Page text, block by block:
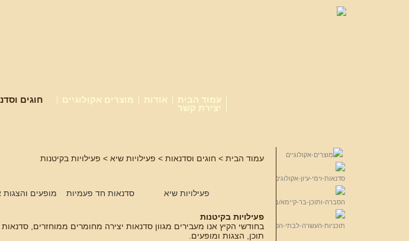
עמוד הבית אודות מוצרים אקולוגיים חוגים
יצירת קשר
עמוד הבית > חוגים וסדנאות > פעילויות שיא > פעילויות בקיטנות
פעילויות שיא סדנאות חד פעמיות מופעים והצגות
פעילויות בקיטנות
בחודשי הקיץ אנו מעבירים מגוון סדנאות יצירה מחומרים ממוחזרים, סדנאות
תוכן, הצגות ומופעים.